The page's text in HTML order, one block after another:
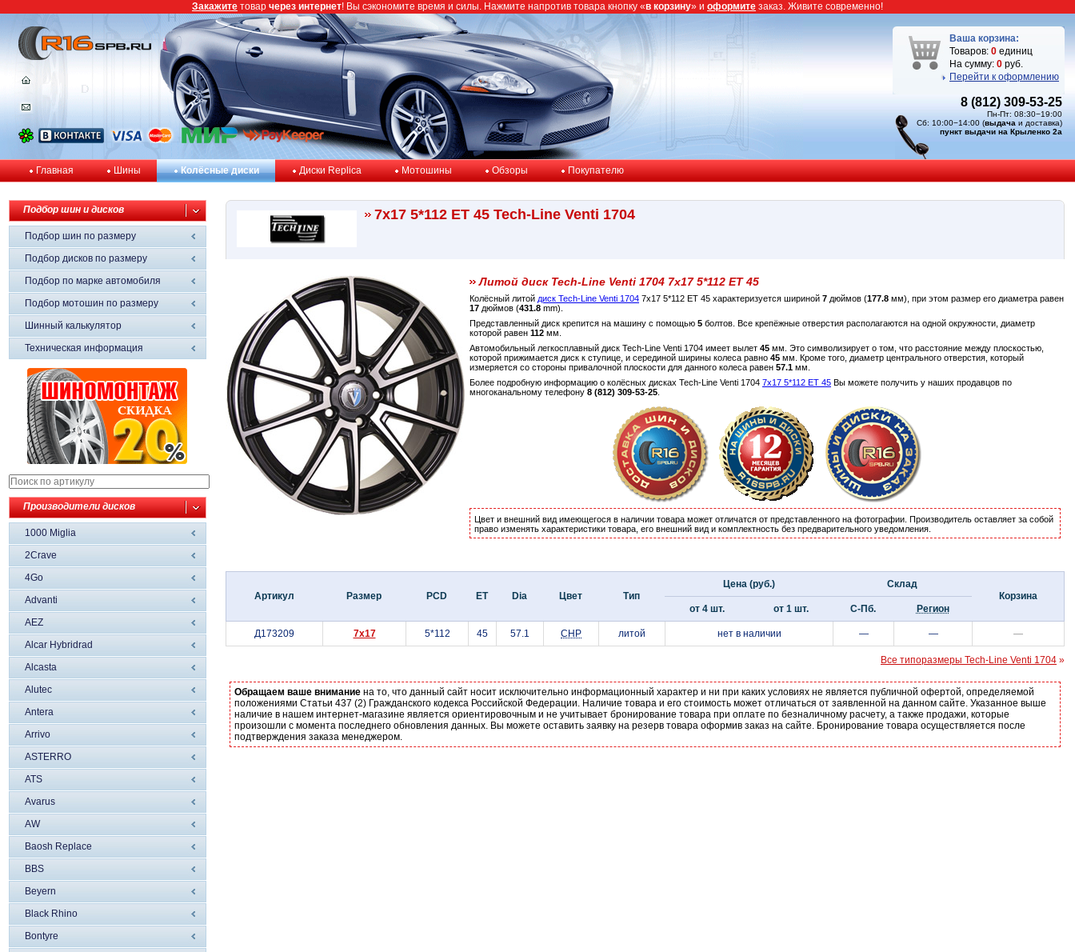
Ваша корзина:
Товаров: 0 единиц
На сумму: 0 руб.
Перейти к оформлению
8 (812) 309-53-25
Пн-Пт: 08:30−19:00
Сб: 10:00−14:00 (выдача и доставка)
пункт выдачи на Крыленко 2а
Главная Шины Колёсные диски Диски Replica Мотошины Обзоры Покупателю
Подбор шин и дисков
Подбор шин по размеру
Подбор дисков по размеру
Подбор по марке автомобиля
Подбор мотошин по размеру
Шинный калькулятор
Техническая информация
Производители дисков
1000 Miglia
2Crave
4Go
Advanti
AEZ
Alcar Hybridrad
Alcasta
Alutec
Antera
Arrivo
ASTERRO
ATS
Avarus
AW
Baosh Replace
BBS
Beyern
Black Rhino
Bontyre
7x17 5*112 ET 45 Tech-Line Venti 1704
Литой диск Tech-Line Venti 1704 7x17 5*112 ET 45
Колёсный литой диск Tech-Line Venti 1704 7x17 5*112 ET 45 характеризуется шириной 7 дюймов (177.8 мм), при этом размер его диаметра равен
17 дюймов (431.8 mm).
Представленный диск крепится на машину с помощью 5 болтов. Все крепёжные отверстия располагаются на одной окружности, диаметр
которой равен 112 мм.
Автомобильный легкосплавный диск Tech-Line Venti 1704 имеет вылет 45 мм. Это символизирует о том, что расстояние между плоскостью,
которой прижимается диск к ступице, и серединой ширины колеса равно 45 мм. Кроме того, диаметр центрального отверстия, который
измеряется со стороны привалочной плоскости для данного колеса равен 57.1 мм.
Более подробную информацию о колёсных дисках Tech-Line Venti 1704 7x17 5*112 ET 45 Вы можете получить у наших продавцов по
многоканальному телефону 8 (812) 309-53-25
Цвет и внешний вид имеющегося в наличии товара может отличатся от представленного на фотографии. Производитель оставляет за собой
право изменять характеристики товара, его внешний вид и комплектность без предварительного уведомления.
Артикул Размер PCD ET Dia Цвет Тип
Цена (руб.)
Склад
Корзина
от 4 шт.
от 1 шт. С-Пб. Регион
Д173209 7x17 5*112 45 57.1 CHP литой нет в наличии — — —
Все типоразмеры Tech-Line Venti 1704 »
Обращаем ваше внимание на то, что данный сайт носит исключительно информационный характер и ни при каких условиях не является публичной офертой, определяемой
положениями Статьи 437 (2) Гражданского кодекса Российской Федерации. Наличие товара и его стоимость может отличаться от заявленной на данном сайте. Указанное выше
наличие в нашем интернет-магазине является ориентировочным и не учитывает бронирование товара при оплате по безналичному расчету, а также продажи, которые
произошли с момента последнего обновления данных. Вы можете оставить заявку на резерв товара оформив заказ на сайте. Бронирование товара осуществляется после
подтверждения заказа менеджером.
Закажите товар через интернет! Вы сэкономите время и силы. Нажмите напротив товара кнопку «в корзину» и оформите заказ. Живите современно!